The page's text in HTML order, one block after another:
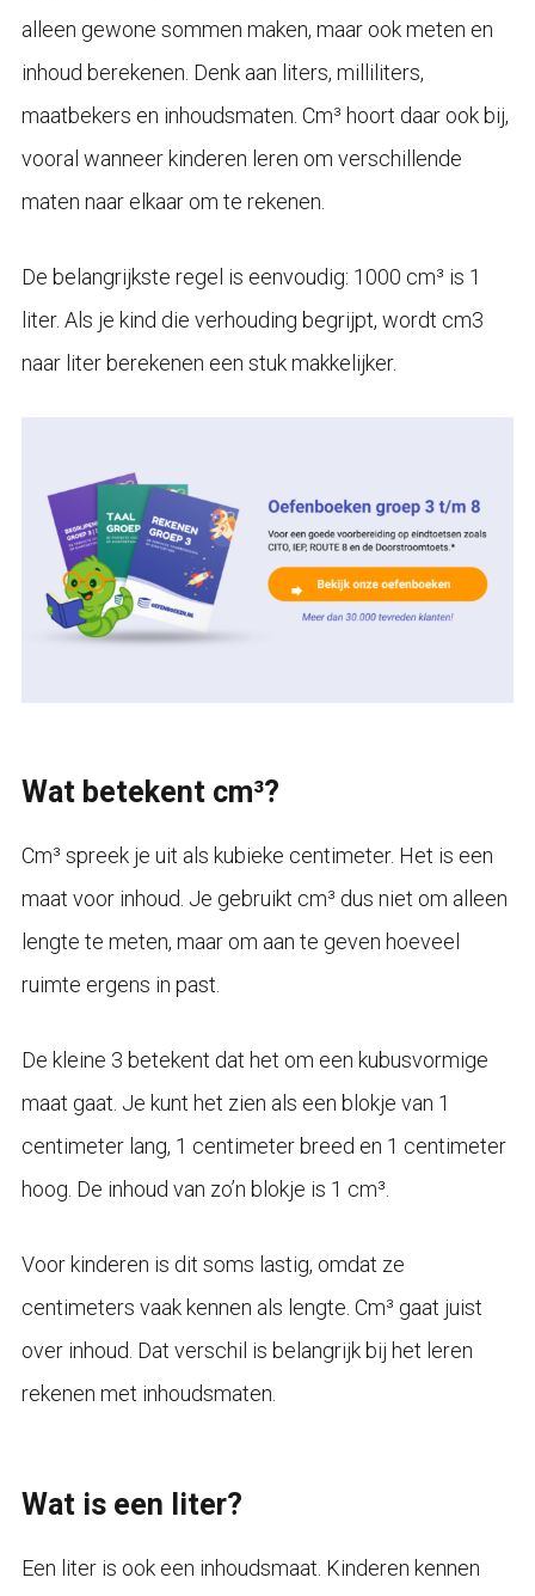
alleen gewone sommen maken, maar ook meten en
inhoud berekenen. Denk aan liters, milliliters,
maatbekers en inhoudsmaten. Cm³ hoort daar ook bij,
vooral wanneer kinderen leren om verschillende
maten naar elkaar om te rekenen.
De belangrijkste regel is eenvoudig: 1000 cm³ is 1
liter. Als je kind die verhouding begrijpt, wordt cm3
naar liter berekenen een stuk makkelijker.
Wat betekent cm³?
Cm³ spreek je uit als kubieke centimeter. Het is een
maat voor inhoud. Je gebruikt cm³ dus niet om alleen
lengte te meten, maar om aan te geven hoeveel
ruimte ergens in past.
De kleine 3 betekent dat het om een kubusvormige
maat gaat. Je kunt het zien als een blokje van 1
centimeter lang, 1 centimeter breed en 1 centimeter
hoog. De inhoud van zo’n blokje is 1 cm³.
Voor kinderen is dit soms lastig, omdat ze
centimeters vaak kennen als lengte. Cm³ gaat juist
over inhoud. Dat verschil is belangrijk bij het leren
rekenen met inhoudsmaten.
Wat is een liter?
Een liter is ook een inhoudsmaat. Kinderen kennen